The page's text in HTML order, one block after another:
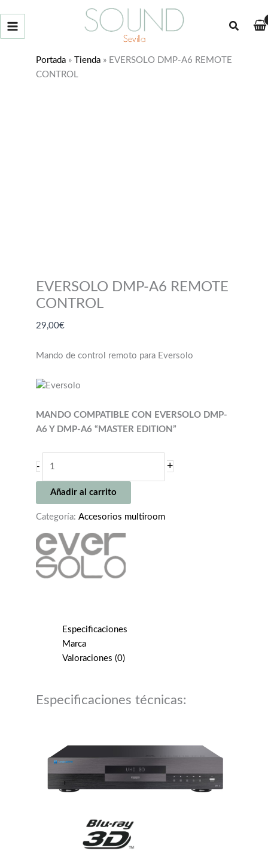
Buscar
Portada » Tienda » EVERSOLO DMP-A6 REMOTE
CONTROL
EVERSOLO DMP-A6 REMOTE
CONTROL
29,00€
Mando de control remoto para Eversolo
MANDO COMPATIBLE CON EVERSOLO DMP-
A6 Y DMP-A6 “MASTER EDITION”
-
A6
CONTROL
+
Añadir al carrito
Categoría: Accesorios multiroom
Especificaciones
Marca
Valoraciones (0)
Especificaciones técnicas: